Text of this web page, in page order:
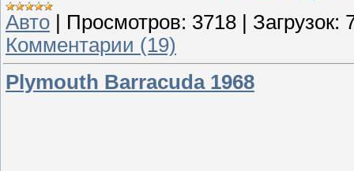
Авто | Просмотров: 3718 | Загрузок:
Комментарии (19)
Plymouth Barracuda 1968